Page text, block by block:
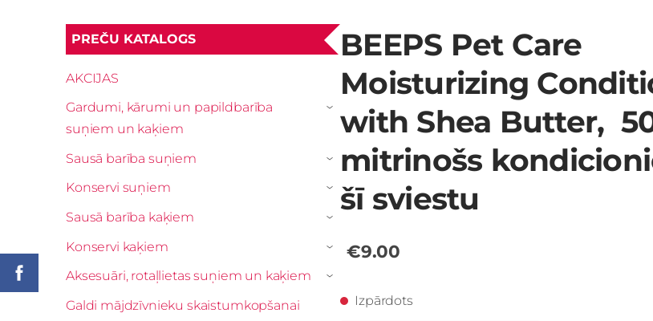
PREČU KATALOGS
AKCIJAS
Gardumi, kārumi un papildbarība
suņiem un kaķiem
›
Sausā barība suņiem ›
Konservi suņiem ›
Sausā barība kaķiem ›
Konservi kaķiem ›
Aksesuāri, rotaļlietas suņiem un kaķiem ›
Galdi mājdzīvnieku skaistumkopšanai
BEEPS Pet Care
Moisturizing
with Shea Butter,
mitrinošs
šī sviestu
€9.00
Izpārdots